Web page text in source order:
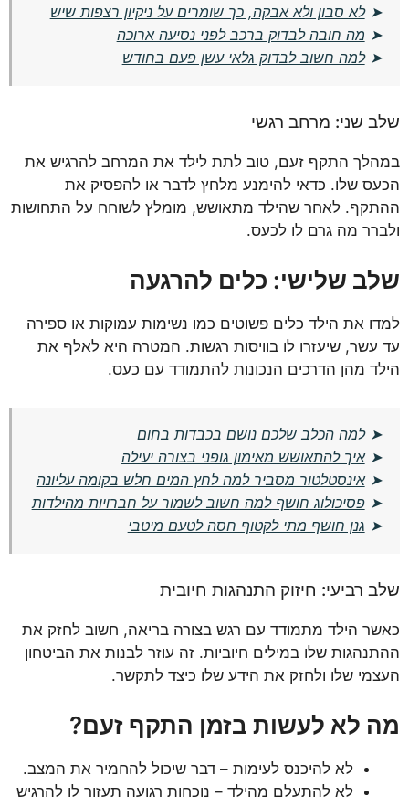
➤לא סבון ולא אבקה, כך שומרים על ניקיון רצפות שיש
➤ מה חובה לבדוק ברכב לפני נסיעה ארוכה
➤למה חשוב לבדוק גלאי עשן פעם בחודש
שלב שני: מרחב רגשי
במהלך התקף זעם, טוב לתת לילד את המרחב להרגיש את
הכעס שלו. כדאי להימנע מלחץ לדבר או להפסיק את
ההתקף. לאחר שהילד מתאושש, מומלץ לשוחח על התחושות
ולברר מה גרם לו לכעס.
שלב שלישי: כלים להרגעה
למדו את הילד כלים פשוטים כמו נשימות עמוקות או ספירה
עד עשר, שיעזרו לו בוויסות רגשות. המטרה היא לאלף את
הילד מהן הדרכים הנכונות להתמודד עם כעס.
➤למה הכלב שלכם נושם בכבדות בחום
➤איך להתאושש מאימון גופני בצורה יעילה
➤אינסטלטור מסביר למה לחץ המים חלש בקומה עליונה
➤פסיכולוג חושף למה חשוב לשמור על חברויות מהילדות
➤ גנן חושף מתי לקטוף חסה לטעם מיטבי
שלב רביעי: חיזוק התנהגות חיובית
כאשר הילד מתמודד עם רגש בצורה בריאה, חשוב לחזק את
ההתנהגות שלו במילים חיוביות. זה עוזר לבנות את הביטחון
העצמי שלו ולחזק את הידע שלו כיצד לתקשר.
מה לא לעשות בזמן התקף זעם?
לא להיכנס לעימות – דבר שיכול להחמיר את המצב.
לא להתעלם מהילד – נוכחות רגועה תעזור לו להרגיש